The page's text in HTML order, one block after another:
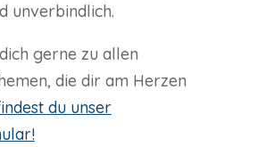
unverbindlich.
gerne zu allen
die dir am Herzen
du unser